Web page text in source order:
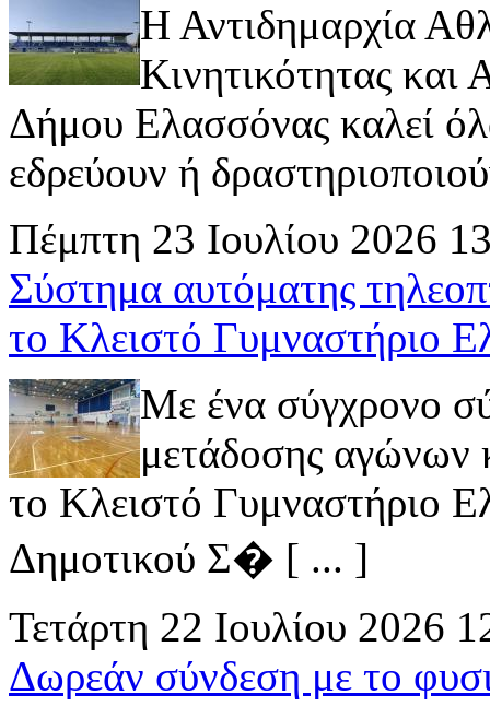
Η Αντιδημαρχία
Κινητικότητας
Δήμου Ελασσόνας καλεί
εδρεύουν ή
Πέμπτη 23 Ιουλίου 2026
Σύστημα αυτόματης
το Κλειστό Γυμναστήριο
Με ένα σύγχρονο
μετάδοσης αγώνων
το Κλειστό Γυμναστήριο
Δημοτικού Σ� [ ... ]
Τετάρτη 22 Ιουλίου 2026
Δωρεάν σύνδεση με το